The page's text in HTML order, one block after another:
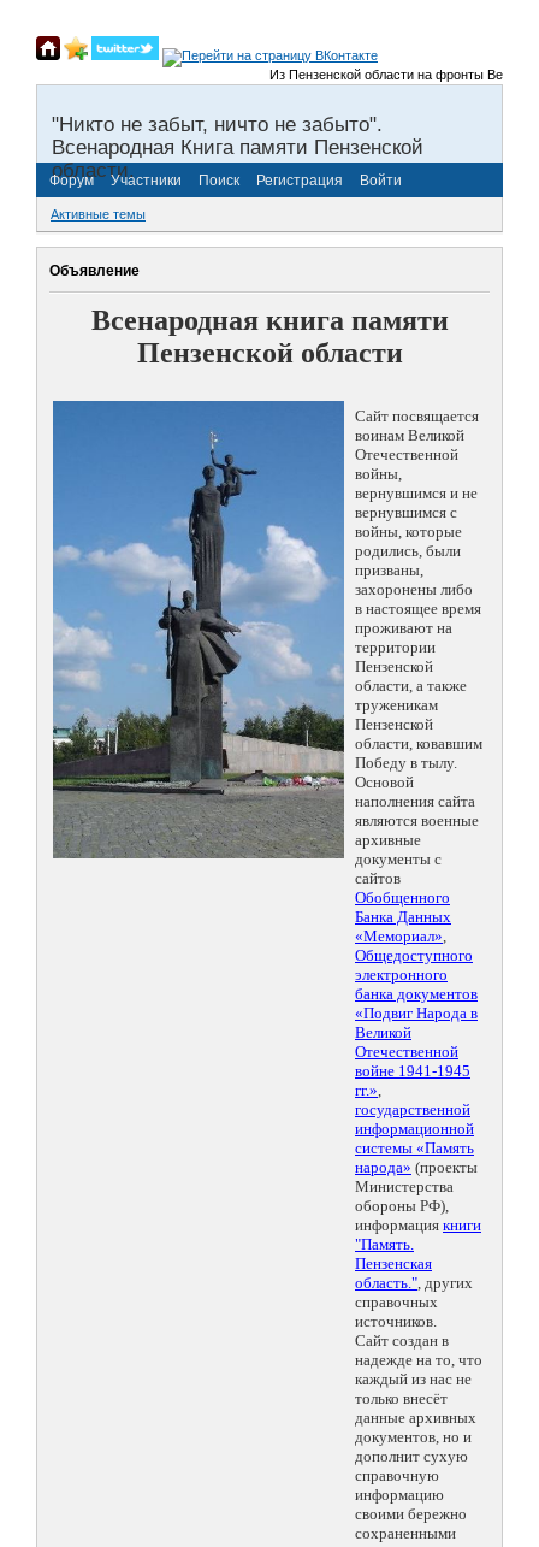
Из Пензенской области на фронты Великой
"Никто не забыт, ничто не забыто".
Всенародная Книга памяти Пензенской
области.
Форум Участники Поиск Регистрация Войти
Активные темы
Объявление
Всенародная книга памяти
Пензенской области
Сайт посвящается
воинам Великой
Отечественной
войны,
вернувшимся и не
вернувшимся с
войны, которые
родились, были
призваны,
захоронены либо
в настоящее время
проживают на
территории
Пензенской
области, а также
труженикам
Пензенской
области, ковавшим
Победу в тылу.
Основой
наполнения сайта
являются военные
архивные
документы с
сайтов
Обобщенного
Банка Данных
«Мемориал»,
Общедоступного
электронного
банка документов
«Подвиг Народа в
Великой
Отечественной
войне 1941-1945
гг.»,
государственной
информационной
системы «Память
народа» (проекты
Министерства
обороны РФ),
информация книги
"Память.
Пензенская
область.", других
справочных
источников.
Сайт создан в
надежде на то, что
каждый из нас не
только внесёт
данные архивных
документов, но и
дополнит сухую
справочную
информацию
своими бережно
сохраненными